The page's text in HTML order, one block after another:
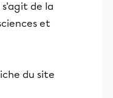
s'agit de la
et
du site